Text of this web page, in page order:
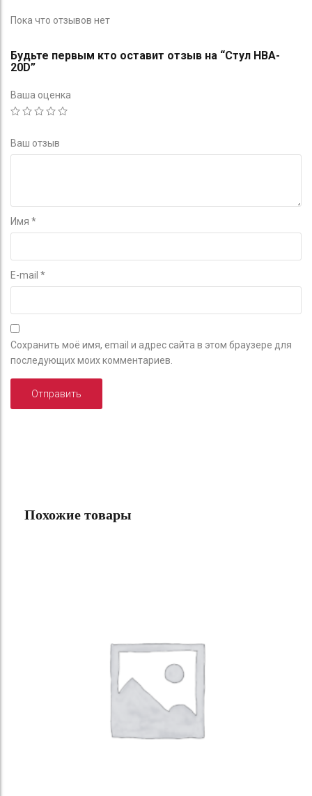
Пока что отзывов нет
Будьте первым кто оставит отзыв на “Стул HBA-
20D”
Ваша оценка
Ваш отзыв
Имя *
E-mail *
Сохранить моё имя, email и адрес сайта в этом браузере для
последующих моих комментариев.
Похожие товары